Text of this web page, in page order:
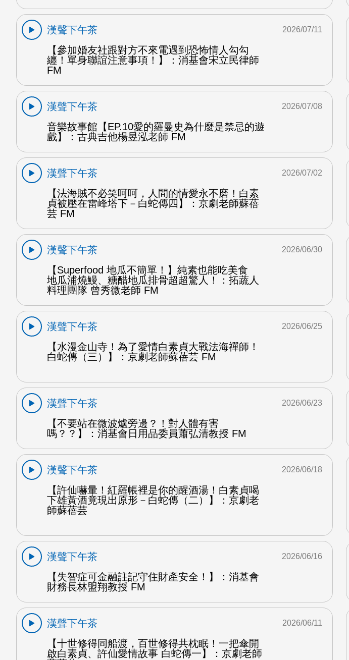
漢聲下午茶
【參加婚友社跟對方不來電遇到恐怖情人勾勾
纏！單身聯誼注意事項！】：消基會宋立民律師
FM
2026/07/11
漢聲下午茶
音樂故事館【EP.10愛的羅曼史為什麼是禁忌的遊
戲】：古典吉他楊昱泓老師 FM
2026/07/08
漢聲下午茶
【法海賊不必笑呵呵，人間的情愛永不磨！白素
貞被壓在雷峰塔下－白蛇傳四】：京劇老師蘇蓓
芸 FM
2026/07/02
漢聲下午茶
【Superfood 地瓜不簡單！】純素也能吃美食
地瓜浦燒鰻、糖醋地瓜排骨超超驚人！：拓蔬人
料理團隊 曾秀微老師 FM
2026/06/30
漢聲下午茶
【水漫金山寺！為了愛情白素貞大戰法海禪師！
白蛇傳（三）】：京劇老師蘇蓓芸 FM
2026/06/25
漢聲下午茶
【不要站在微波爐旁邊？！對人體有害
嗎？？】：消基會日用品委員蕭弘清教授 FM
2026/06/23
漢聲下午茶
【許仙嚇暈！紅羅帳裡是你的醒酒湯！白素貞喝
下雄黃酒竟現出原形－白蛇傳（二）】：京劇老
師蘇蓓芸
2026/06/18
漢聲下午茶
【失智症可金融註記守住財產安全！】：消基會
財務長林盟翔教授 FM
2026/06/16
漢聲下午茶
【十世修得同船渡，百世修得共枕眠！一把傘開
啟白素貞、許仙愛情故事 白蛇傳一】：京劇老師
2026/06/11